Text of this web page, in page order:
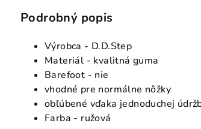
Podrobný popis
Výrobca - D.D.Step
Materiál - kvalitná guma
Barefoot - nie
vhodné pre normálne nôžky
obľúbené vďaka jednoduchej
Farba - ružová